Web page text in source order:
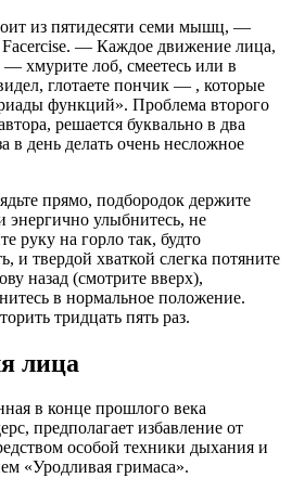
из пятидесяти семи мышц, —
— Каждое движение лица,
хмурите лоб, смеетесь или в
глотаете пончик — , которые
функций». Проблема второго
решается буквально в два
в день делать очень несложное
прямо, подбородок держите
улыбнитесь, не
руку на горло так, будто
и твердой хваткой слегка потяните
назад (смотрите вверх),
в нормальное положение.
тридцать пять раз.
лица
в конце прошлого века
предполагает избавление от
особой техники дыхания и
«Уродливая гримаса».